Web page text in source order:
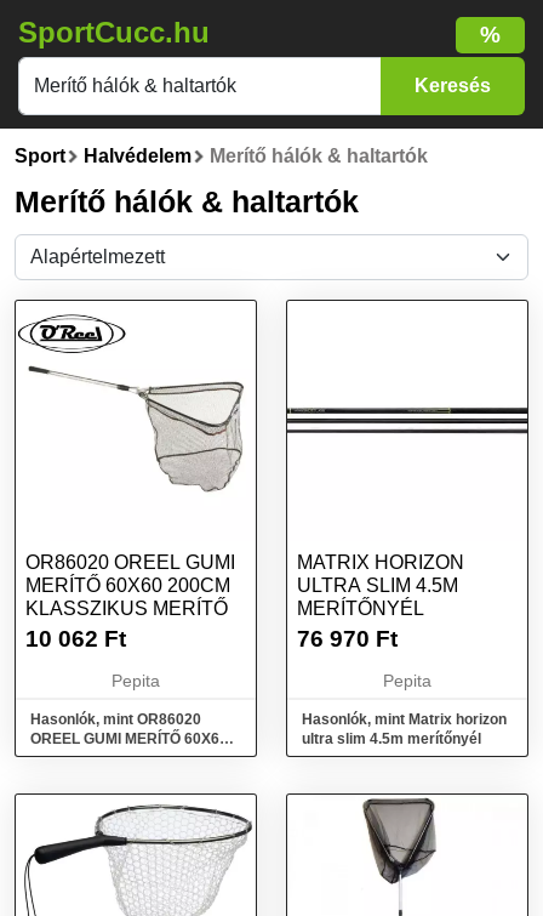
SportCucc.hu %
Sport Halvédelem Merítő hálók & haltartók
Merítő hálók & haltartók
OR86020 OREEL GUMI
MERÍTŐ 60X60 200CM
KLASSZIKUS MERÍTŐ
10 062 Ft
Pepita
Hasonlók, mint OR86020
OREEL GUMI MERÍTŐ 60X60
200CM Klasszikus merítő
MATRIX HORIZON
ULTRA SLIM 4.5M
MERÍTŐNYÉL
76 970 Ft
Pepita
Hasonlók, mint Matrix horizon
ultra slim 4.5m merítőnyél